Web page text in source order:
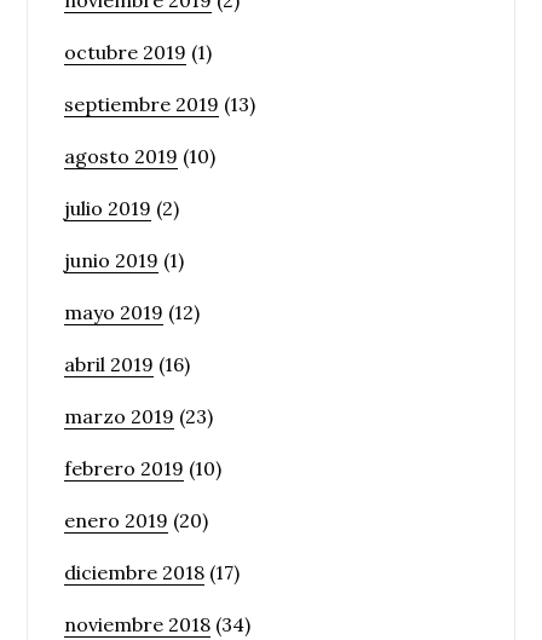
octubre 2019 (1)
septiembre 2019 (13)
agosto 2019 (10)
julio 2019 (2)
junio 2019 (1)
mayo 2019 (12)
abril 2019 (16)
marzo 2019 (23)
febrero 2019 (10)
enero 2019 (20)
diciembre 2018 (17)
noviembre 2018 (34)